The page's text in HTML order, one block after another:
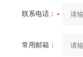
联系电话：
常用邮箱：